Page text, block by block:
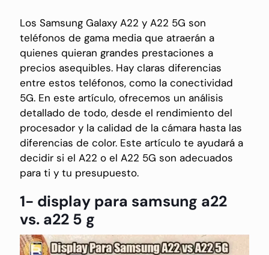
Los Samsung Galaxy A22 y A22 5G son
teléfonos de gama media que atraerán a
quienes quieran grandes prestaciones a
precios asequibles. Hay claras diferencias
entre estos teléfonos, como la conectividad
5G. En este artículo, ofrecemos un análisis
detallado de todo, desde el rendimiento del
procesador y la calidad de la cámara hasta las
diferencias de color. Este artículo te ayudará a
decidir si el A22 o el A22 5G son adecuados
para ti y tu presupuesto.
1- display para samsung a22
vs. a22 5 g